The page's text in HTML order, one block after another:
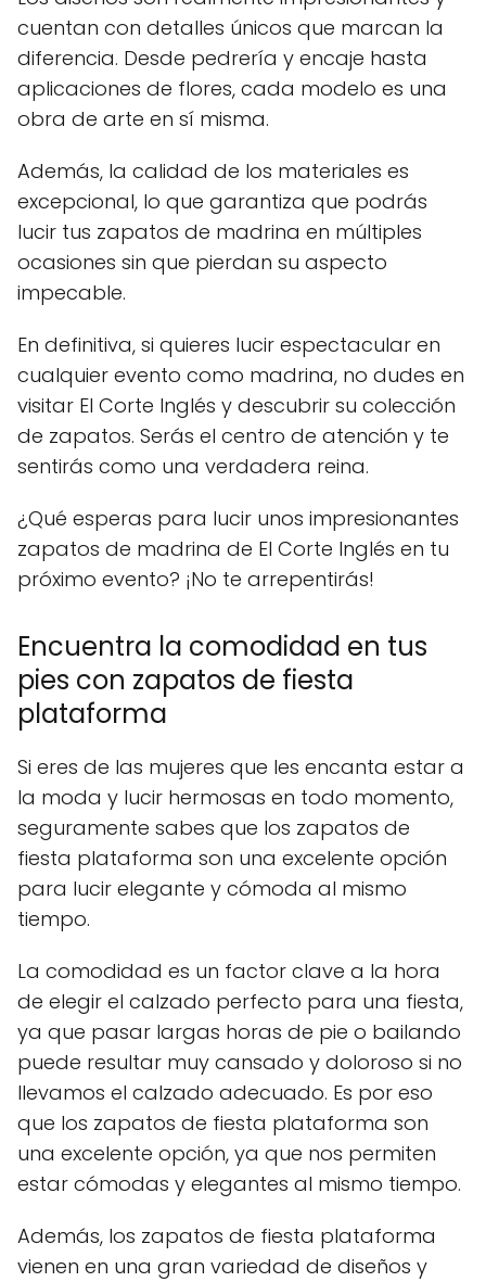
cuentan con detalles únicos que marcan la
diferencia. Desde pedrería y encaje hasta
aplicaciones de flores, cada modelo es una
obra de arte en sí misma.
Además, la calidad de los materiales es
excepcional, lo que garantiza que podrás
lucir tus zapatos de madrina en múltiples
ocasiones sin que pierdan su aspecto
impecable.
En definitiva, si quieres lucir espectacular en
cualquier evento como madrina, no dudes en
visitar El Corte Inglés y descubrir su colección
de zapatos. Serás el centro de atención y te
sentirás como una verdadera reina.
¿Qué esperas para lucir unos impresionantes
zapatos de madrina de El Corte Inglés en tu
próximo evento? ¡No te arrepentirás!
Encuentra la comodidad en tus
pies con zapatos de fiesta
plataforma
Si eres de las mujeres que les encanta estar a
la moda y lucir hermosas en todo momento,
seguramente sabes que los zapatos de
fiesta plataforma son una excelente opción
para lucir elegante y cómoda al mismo
tiempo.
La comodidad es un factor clave a la hora
de elegir el calzado perfecto para una fiesta,
ya que pasar largas horas de pie o bailando
puede resultar muy cansado y doloroso si no
llevamos el calzado adecuado. Es por eso
que los zapatos de fiesta plataforma son
una excelente opción, ya que nos permiten
estar cómodas y elegantes al mismo tiempo.
Además, los zapatos de fiesta plataforma
vienen en una gran variedad de diseños y